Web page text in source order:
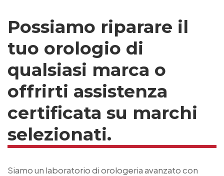
Possiamo riparare il
tuo orologio di
qualsiasi marca o
offrirti assistenza
certificata su marchi
selezionati.
Siamo un laboratorio di orologeria avanzato con